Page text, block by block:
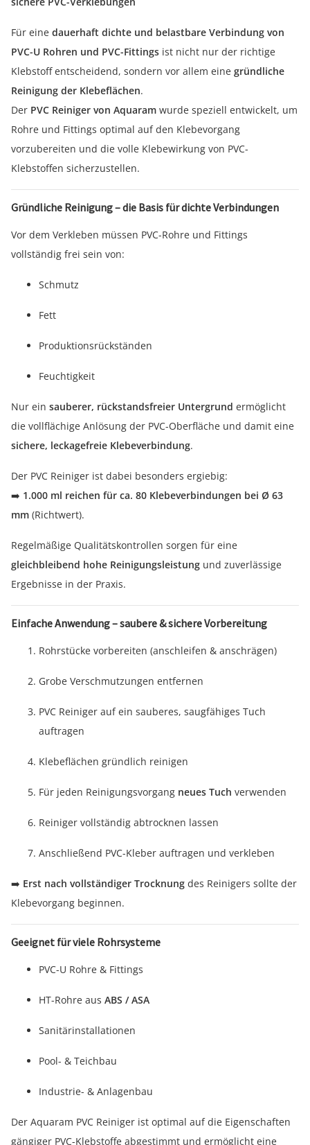
Für eine dauerhaft dichte und belastbare Verbindung von
PVC-U Rohren und PVC-Fittings ist nicht nur der richtige
Klebstoff entscheidend, sondern vor allem eine gründliche
Reinigung der Klebeflächen.
Der PVC Reiniger von Aquaram wurde speziell entwickelt, um
Rohre und Fittings optimal auf den Klebevorgang
vorzubereiten und die volle Klebewirkung von PVC-
Klebstoffen sicherzustellen.
Gründliche Reinigung – die Basis für dichte Verbindungen
Vor dem Verkleben müssen PVC-Rohre und Fittings
vollständig frei sein von:
Schmutz
Fett
Produktionsrückständen
Feuchtigkeit
Nur ein sauberer, rückstandsfreier Untergrund ermöglicht
die vollflächige Anlösung der PVC-Oberfläche und damit eine
sichere, leckagefreie Klebeverbindung.
Der PVC Reiniger ist dabei besonders ergiebig:
➡️ 1.000 ml reichen für ca. 80 Klebeverbindungen bei Ø 63
mm (Richtwert).
Regelmäßige Qualitätskontrollen sorgen für eine
gleichbleibend hohe Reinigungsleistung und zuverlässige
Ergebnisse in der Praxis.
Einfache Anwendung – saubere & sichere Vorbereitung
Rohrstücke vorbereiten (anschleifen & anschrägen)
Grobe Verschmutzungen entfernen
PVC Reiniger auf ein sauberes, saugfähiges Tuch
auftragen
Klebeflächen gründlich reinigen
Für jeden Reinigungsvorgang neues Tuch verwenden
Reiniger vollständig abtrocknen lassen
Anschließend PVC-Kleber auftragen und verkleben
➡️ Erst nach vollständiger Trocknung des Reinigers sollte der
Klebevorgang beginnen.
Geeignet für viele Rohrsysteme
PVC-U Rohre & Fittings
HT-Rohre aus ABS / ASA
Sanitärinstallationen
Pool- & Teichbau
Industrie- & Anlagenbau
Der Aquaram PVC Reiniger ist optimal auf die Eigenschaften
gängiger PVC-Klebstoffe abgestimmt und ermöglicht eine